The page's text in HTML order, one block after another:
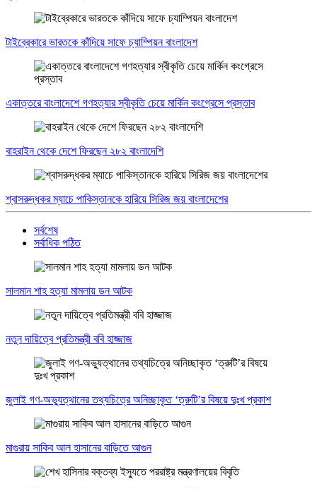
টাইব্রেকারে ভারতকে কাঁদিয়ে সাফে চ্যাম্পিয়ন বাংলাদেশ
একাত্তরে বাংলাদেশে গণহত্যার স্বীকৃতি চেয়ে মার্কিন কংগ্রেসে প্রস্তাব
বাহরাইন থেকে দেশে ফিরছেন ২৮২ বাংলাদেশি
শ্বাসরুদ্ধকর ম্যাচে পাকিস্তানকে হারিয়ে সিরিজ জয় বাংলাদেশের
সর্বশেষ
সর্বাধিক পঠিত
সালমান শাহ হত্যা মামলায় ডন আটক
নতুন দায়িত্বে প্রতিমন্ত্রী ববি হাজ্জাজ
জুলাই গণ-অভ্যুত্থানের তথ্যচিত্রে অনিচ্ছাকৃত ‘ত্রুটি’র বিষয়ে দুঃখ প্রকাশ
মাগুরায় সাকিব আল হাসানের বাড়িতে আগুন